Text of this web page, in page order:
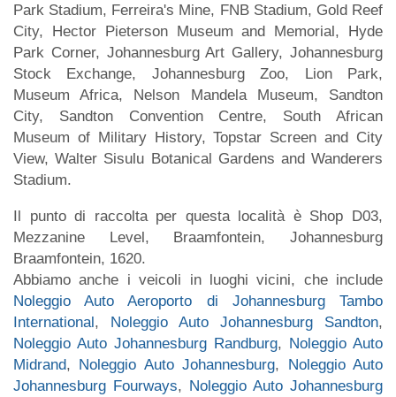
Park Stadium, Ferreira's Mine, FNB Stadium, Gold Reef
City, Hector Pieterson Museum and Memorial, Hyde
Park Corner, Johannesburg Art Gallery, Johannesburg
Stock Exchange, Johannesburg Zoo, Lion Park,
Museum Africa, Nelson Mandela Museum, Sandton
City, Sandton Convention Centre, South African
Museum of Military History, Topstar Screen and City
View, Walter Sisulu Botanical Gardens and Wanderers
Stadium.
Il punto di raccolta per questa località è Shop D03,
Mezzanine Level, Braamfontein, Johannesburg
Braamfontein, 1620.
Abbiamo anche i veicoli in luoghi vicini, che include
Noleggio Auto Aeroporto di Johannesburg Tambo
International, Noleggio Auto Johannesburg Sandton,
Noleggio Auto Johannesburg Randburg, Noleggio Auto
Midrand, Noleggio Auto Johannesburg, Noleggio Auto
Johannesburg Fourways, Noleggio Auto Johannesburg